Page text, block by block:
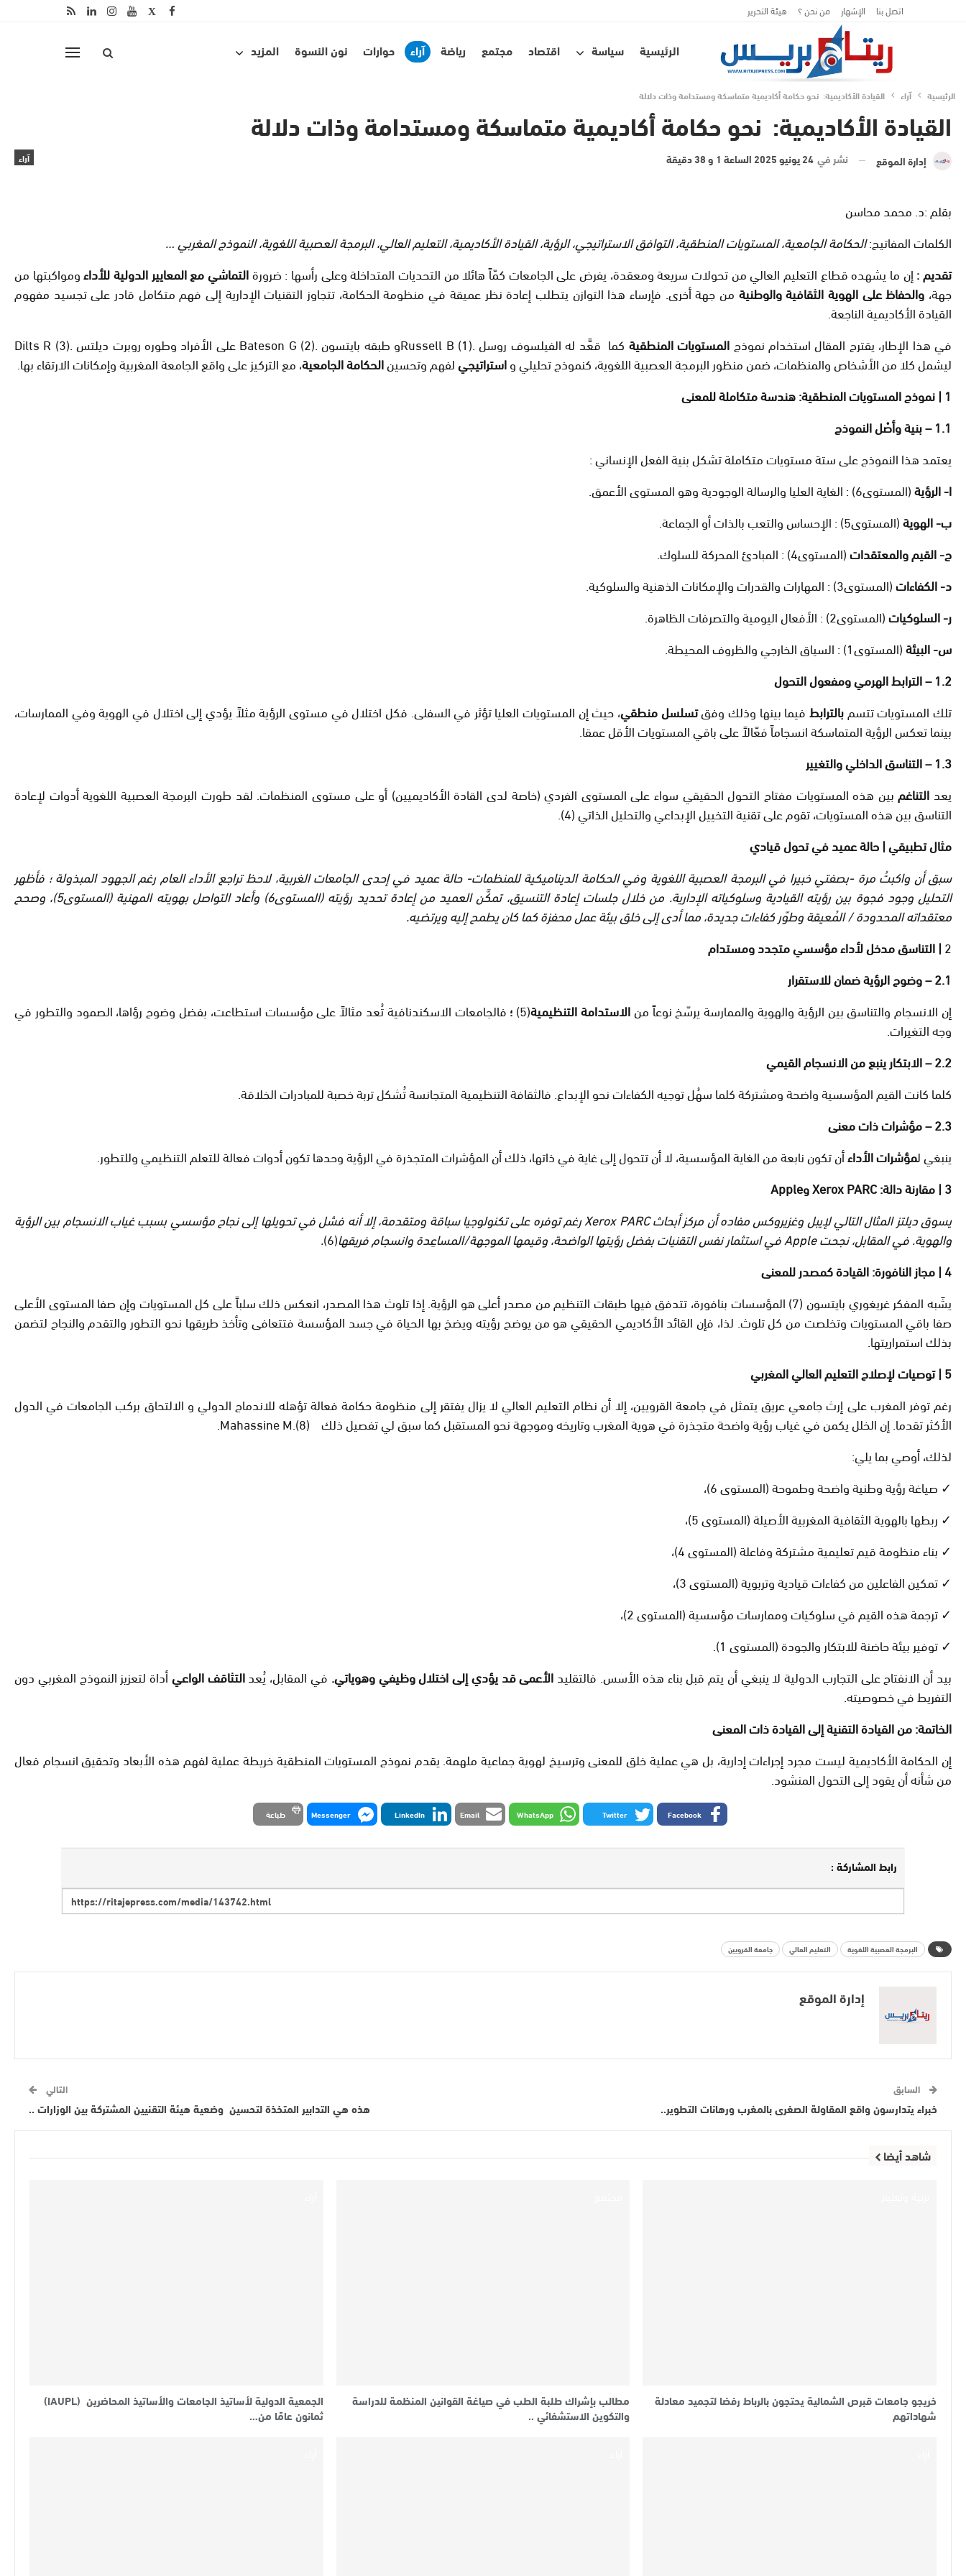
اتصل بنا الإشهار من نحن ؟ هيئة التحرير
الرئيسية سياسة اقتصاد مجتمع رياضة آراء حوارات نون النسوة المزيد
الرئيسية آراء القيادة الأكاديمية: نحو حكامة أكاديمية متماسكة ومستدامة وذات دلالة
القيادة الأكاديمية: نحو حكامة أكاديمية متماسكة ومستدامة وذات دلالة
آراء إدارة الموقع نشر في24 يونيو 2025 الساعة 1 و 38 دقيقة
بقلم :د. محمد محاسن
الكلمات المفاتيح:الحكامة الجامعية، المستويات المنطقية، التوافق الاستراتيجي، الرؤية، القيادة الأكاديمية، التعليم العالي، البرمجة العصبية اللغوية، النموذج المغربي …
تقديم:إن ما يشهده قطاع التعليم العالي من تحولات سريعة ومعقدة، يفرض على الجامعات كمّاً هائلا من التحديات المتداخلة وعلى رأسها : ضرورةالتماشي مع المعايير الدولية للأداءومواكبتها من
جهة، والحفاظ على الهوية الثقافية والوطنية من جهة أخرى. فإرساء هذا التوازن يتطلب إعادة نظر عميقة في منظومة الحكامة، تتجاوز التقنيات الإدارية إلى فهم متكامل قادر على تجسيد مفهوم
القيادة الأكاديمية الناجعة.
في هذا الإطار، يقترح المقال استخدام نموذجالمستويات المنطقية
كما قعَّد له الفيلسوف روسل .Russell B (1)و طبقه بايتسون .Bateson G (2) على الأفراد وطوره روبرت ديلتس .Dilts R (3)
ليشمل كلا من الأشخاص والمنظمات، ضمن منظور البرمجة العصبية اللغوية، كنموذج تحليلي واستراتيجيلفهم وتحسينالحكامة الجامعية، مع التركيز على واقع الجامعة المغربية وإمكانات الارتقاء بها.
1 | نموذج المستويات المنطقية: هندسة متكاملة للمعنى
1.1 – بنية وأصْل النموذج
يعتمد هذا النموذج على ستة مستويات متكاملة تشكل بنية الفعل الإنساني :
ا- الرؤية(المستوى6) : الغاية العليا والرسالة الوجودية وهو المستوى الأعمق.
ب- الهوية(المستوى5) : الإحساس والتعب بالذات أو الجماعة.
ج- القيم والمعتقدات(المستوى4) : المبادئ المحركة للسلوك.
د- الكفاءات(المستوى3) : المهارات والقدرات والإمكانات الذهنية والسلوكية.
ر- السلوكيات(المستوى2) : الأفعال اليومية والتصرفات الظاهرة.
س- البيئة(المستوى1) : السياق الخارجي والظروف المحيطة.
1.2 – الترابط الهرمي ومفعول التحول
تلك المستويات تتسمبالترابطفيما بينها وذلك وفقتسلسل منطقي، حيث إن المستويات العليا تؤثر في السفلى. فكل اختلال في مستوى الرؤية مثلاً يؤدي إلى اختلال في الهوية وفي الممارسات،
بينما تعكس الرؤية المتماسكة انسجاماً فعّالاً على باقي المستويات الأقل عمقا.
1.3 – التناسق الداخلي والتغيير
يعد التناغمبين هذه المستويات مفتاح التحول الحقيقي سواء على المستوى الفردي (خاصة لدى القادة الأكاديميين) أو على مستوى المنظمات. لقد طورت البرمجة العصبية اللغوية أدوات لإعادة
التناسق بين هذه المستويات، تقوم على تقنية التخييل الإبداعي والتحليل الذاتي (4).
مثال تطبيقي | حالة عميد في تحول قيادي
سبق أن واكبتُ مرة -بصفتي خبيرا في البرمجة العصبية اللغوية وفي الحكامة الديناميكية للمنظمات- حالة عميد في إحدى الجامعات الغربية، لاحظ تراجع الأداء العام رغم الجهود المبذولة ؛ فأظهر
التحليل وجود فجوة بين رؤيته القيادية وسلوكياته الإدارية. من خلال جلسات إعادة التنسيق، تمكَّن العميد من إعادة تحديد رؤيته (المستوى6) وأعاد التواصل بهويته المهنية (المستوى5
)، وصحح
معتقداته المحدودة / المُعيقة وطوّر كفاءات جديدة، مما أدى إلى خلق بيئة عمل محفزة كما كان يطمح إليه ويرتضيه.
2| التناسق مدخل لأداء مؤسسي متجدد ومستدام
2.1 – وضوح الرؤية ضمان للاستقرار
إن الانسجام والتناسق بين الرؤية والهوية والممارسة يرسّخ نوعاً منالاستدامة التنظيمية(5) ؛فالجامعات الاسكندنافية تُعد مثالاً على مؤسسات استطاعت، بفضل وضوح رؤاها، الصمود والتطور في
وجه التغيرات.
2.2 – الابتكار ينبع من الانسجام القيمي
كلما كانت القيم المؤسسية واضحة ومشتركة كلما سهُل توجيه الكفاءات نحو الإبداع. فالثقافة التنظيمية المتجانسة تُشكل تربة خصبة للمبادرات الخلاقة.
2.3 – مؤشرات ذات معنى
ينبغي لمؤشرات الأداءأن تكون نابعة من الغاية المؤسسية، لا أن تتحول إلى غاية في ذاتها، ذلك أن المؤشرات المتجذرة في الرؤية وحدها تكون أدوات فعالة للتعلم التنظيمي وللتطور.
3 | مقارنة دالة: Xerox PARC وApple
يسوق ديلتز المثال التالي لإيبل وغزيروكس مفاده أن
مركز أبحاث Xerox PARC رغم توفره على تكنولوجيا سباقة ومتقدمة، إلا أنه فشل في تحويلها إلى نجاح مؤسسي بسبب غياب الانسجام بين الرؤية
والهوية. في المقابل، نجحت Apple في استثمار نفس التقنيات بفضل رؤيتها الواضحة، وقيمها الموجهة/المساعِدة وانسجام فريقها
(6)
.
4 | مجاز النافورة: القيادة كمصدر للمعنى
يشَبه المفكر غريغوري بايتسون (7) المؤسسات بنافورة، تتدفق فيها طبقات التنظيم من مصدر أعلى هو الرؤية. إذا تلوث هذا المصدر، انعكس ذلك سلباً على كل المستويات وإن صفا المستوى الأعلى
صفا باقي المستويات وتخلصت من كل تلوث. لذا، فإن القائد الأكاديمي الحقيقي هو من يوضح رؤيته ويضخ بها الحياة في جسد المؤسسة فتتعافى وتأخذ طريقها نحو التطور والتقدم والنجاح لتضمن
بذلك استمراريتها.
5 | توصيات لإصلاح التعليم العالي المغربي
رغم توفر المغرب على إرث جامعي عريق يتمثل في جامعة القرويين، إلا أن نظام التعليم العالي لا يزال يفتقر إلى منظومة حكامة فعالة تؤهله للاندماج الدولي و الالتحاق بركب الجامعات في الدول
الأكثر تقدما. إن الخلل يكمن في غياب رؤية واضحة متجذرة في هوية المغرب وتاريخه وموجهة نحو المستقبل كما سبق لي تفصيل ذلك (8).Mahassine M.
لذلك، أوصي بما يلي:
✓ صياغة رؤية وطنية واضحة وطموحة (المستوى 6)،
✓ ربطها بالهوية الثقافية المغربية الأصيلة (المستوى 5)،
✓ بناء منظومة قيم تعليمية مشتركة وفاعلة (المستوى 4)،
✓ تمكين الفاعلين من كفاءات قيادية وتربوية (المستوى 3)،
✓ ترجمة هذه القيم في سلوكيات وممارسات مؤسسية (المستوى 2)،
✓ توفير بيئة حاضنة للابتكار والجودة (المستوى 1).
بيد أن الانفتاح على التجارب الدولية لا ينبغي أن يتم قبل بناء هذه الأسس. فالتقليدالأعمى قد يؤدي إلى اختلال وظيفي وهوياتي. في المقابل، يُعدالتثاقف الواعيأداة لتعزيز النموذج المغربي دون
التفريط في خصوصيته.
الخاتمة:من القيادة التقنية إلى القيادة ذات المعنى
إن الحكامة الأكاديمية ليست مجرد إجراءات إدارية، بل هي عملية خلق للمعنى وترسيخ لهوية جماعية ملهمة. يقدم نموذج المستويات المنطقية خريطة عملية لفهم هذه الأبعاد وتحقيق انسجام فعال
من شأنه أن يقود إلى التحول المنشود.
Facebook
Twitter
WhatsApp
Email
LinkedIn
Messenger طباعة
رابط المشاركة :
البرمجة العصبية اللغوية التعليم العالي جامعة القرويين
إدارة الموقع
السابق
خبراء يتدارسون واقع المقاولة الصغرى بالمغرب ورهانات التطوير..
التالي
هذه هي التدابير المتخذة لتحسين وضعية هيئة التقنيين المشتركة بين الوزارات ..
شاهد أيضا
خريجو جامعات قبرص الشمالية يحتجون بالرباط رفضا لتجميد معادلة
شهاداتهم
مطالب بإشراك طلبة الطب في صياغة القوانين المنظمة للدراسة
والتكوين الاستشفائي ..
الجمعية الدولية لأساتيذ الجامعات والأساتيذ المحاضرين (IAUPL)
ثمانون عامًا من…